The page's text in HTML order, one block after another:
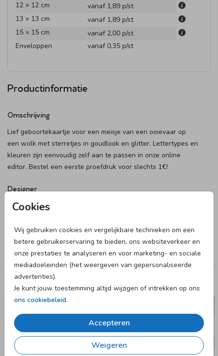
Cookies
Wij gebruiken cookies en vergelijkbare technieken om een
betere gebruikerservaring te bieden, ons websiteverkeer en
onze prestaties te analyseren en voor marketing- en sociale
mediadoeleinden (het weergeven van gepersonaliseerde
advertenties).
Je kunt jouw toestemming altijd wijzigen of intrekken op ons
ons cookiebeleid.
Accepteren
Weigeren
12 × 12 cm
vanaf 1,89 p/st
13 × 13 cm
vanaf 1,89 p/st
15 × 15 cm
vanaf 2,00 p/st
Enveloppen
vanaf 0,35 p/st
Productinformatie
Omschrijving
Lief geboortekaartje voor een meisje van een ooievaar op
een wolk met sterretjes in goudlook en glitter. Lettertypes en
kleuren zijn eenvoudig zelf aan te passen in onze online
editor. Bestel een eerste proefdruk voor slechts 1€!
Designer
Luckz
Collectie
Meisje
Deze designs vind je misschien ook leuk
GEBOORTEKAARTJE